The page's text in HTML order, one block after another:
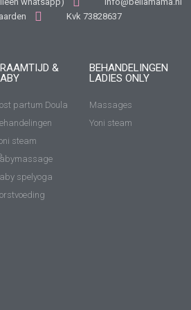
Kvk 73828637
&
partum Doula
steam
spelyoga
BEHANDELINGEN
LADIES ONLY
Massages
Yoni steam